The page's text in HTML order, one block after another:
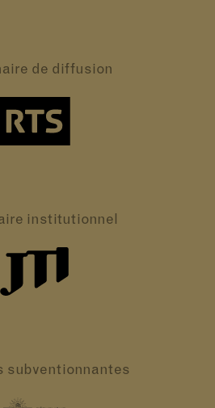
de diffusion
institutionnel
subventionnantes